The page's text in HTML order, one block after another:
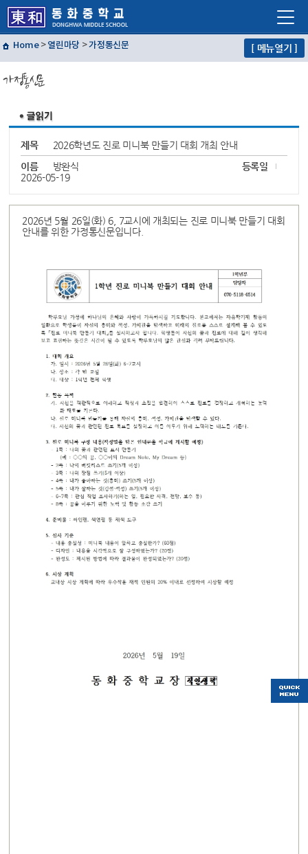
학교혁신
Home>열린마당 >가정통신문 [ 메뉴열기 ]
가정통신문
제목
2026학년도 진로 미니북 만들기 대회 개최 안내
이름
방완식
등록일
2026-05-19
2026년 5월 26일(화) 6, 7교시에 개최되는 진로 미니북 만들기 대회
안내를 위한 가정통신문입니다.